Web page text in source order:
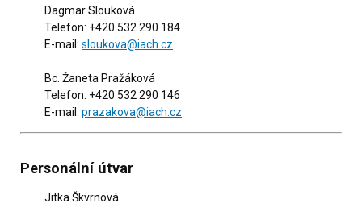
Dagmar Slouková
Telefon: +420 532 290 184
E-mail: sloukova@iach.cz
Bc. Žaneta Pražáková
Telefon: +420 532 290 146
E-mail: prazakova@iach.cz
Personální útvar
Jitka Škvrnová